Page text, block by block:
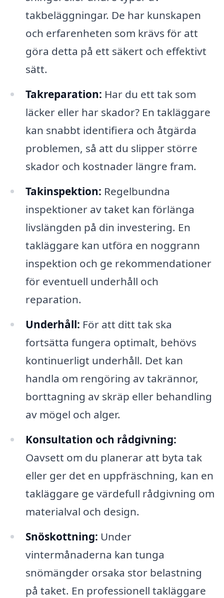
takbeläggningar. De har kunskapen
och erfarenheten som krävs för att
göra detta på ett säkert och effektivt
sätt.
Takreparation: Har du ett tak som
läcker eller har skador? En takläggare
kan snabbt identifiera och åtgärda
problemen, så att du slipper större
skador och kostnader längre fram.
Takinspektion: Regelbundna
inspektioner av taket kan förlänga
livslängden på din investering. En
takläggare kan utföra en noggrann
inspektion och ge rekommendationer
för eventuell underhåll och
reparation.
Underhåll: För att ditt tak ska
fortsätta fungera optimalt, behövs
kontinuerligt underhåll. Det kan
handla om rengöring av takrännor,
borttagning av skräp eller behandling
av mögel och alger.
Konsultation och rådgivning:
Oavsett om du planerar att byta tak
eller ger det en uppfräschning, kan en
takläggare ge värdefull rådgivning om
materialval och design.
Snöskottning: Under
vintermånaderna kan tunga
snömängder orsaka stor belastning
på taket. En professionell takläggare